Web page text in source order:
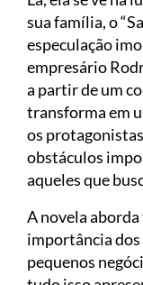
sua família, o
especulação
empresário
a partir de um
transforma em
os
obstáculos
aqueles que
A novela
importância dos
pequenos